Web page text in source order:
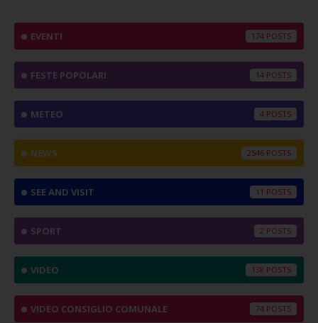
EVENTI 174
FESTE POPOLARI 14
METEO 4
NEWS 2546
SEE AND VISIT 11
SPORT 2
VIDEO 138
VIDEO CONSIGLIO COMUNALE 74